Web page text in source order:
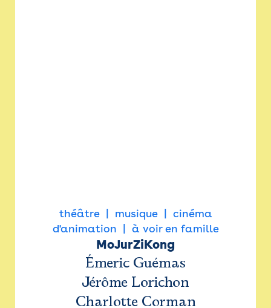
théâtre musique
cinéma
d'animation
à voir en famille
MoJurZiKong
Émeric Guémas
Jérôme Lorichon
Charlotte Corman